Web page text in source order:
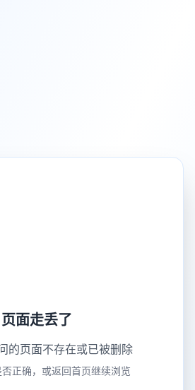
页面走丢了
的页面不存在或已被删除
正确，或返回首页继续浏览